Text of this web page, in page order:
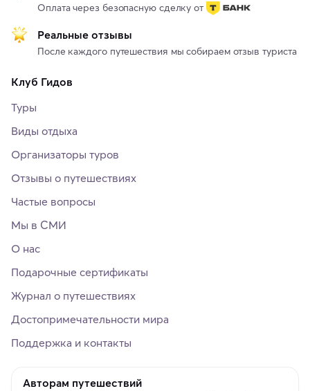
Оплата через безопасную сделку от
Реальные отзывы
После каждого путешествия мы собираем отзыв туриста
Клуб Гидов
Туры
Виды отдыха
Организаторы туров
Отзывы о путешествиях
Частые вопросы
Мы в СМИ
О нас
Подарочные сертификаты
Журнал о путешествиях
Достопримечательности мира
Поддержка и контакты
Авторам путешествий